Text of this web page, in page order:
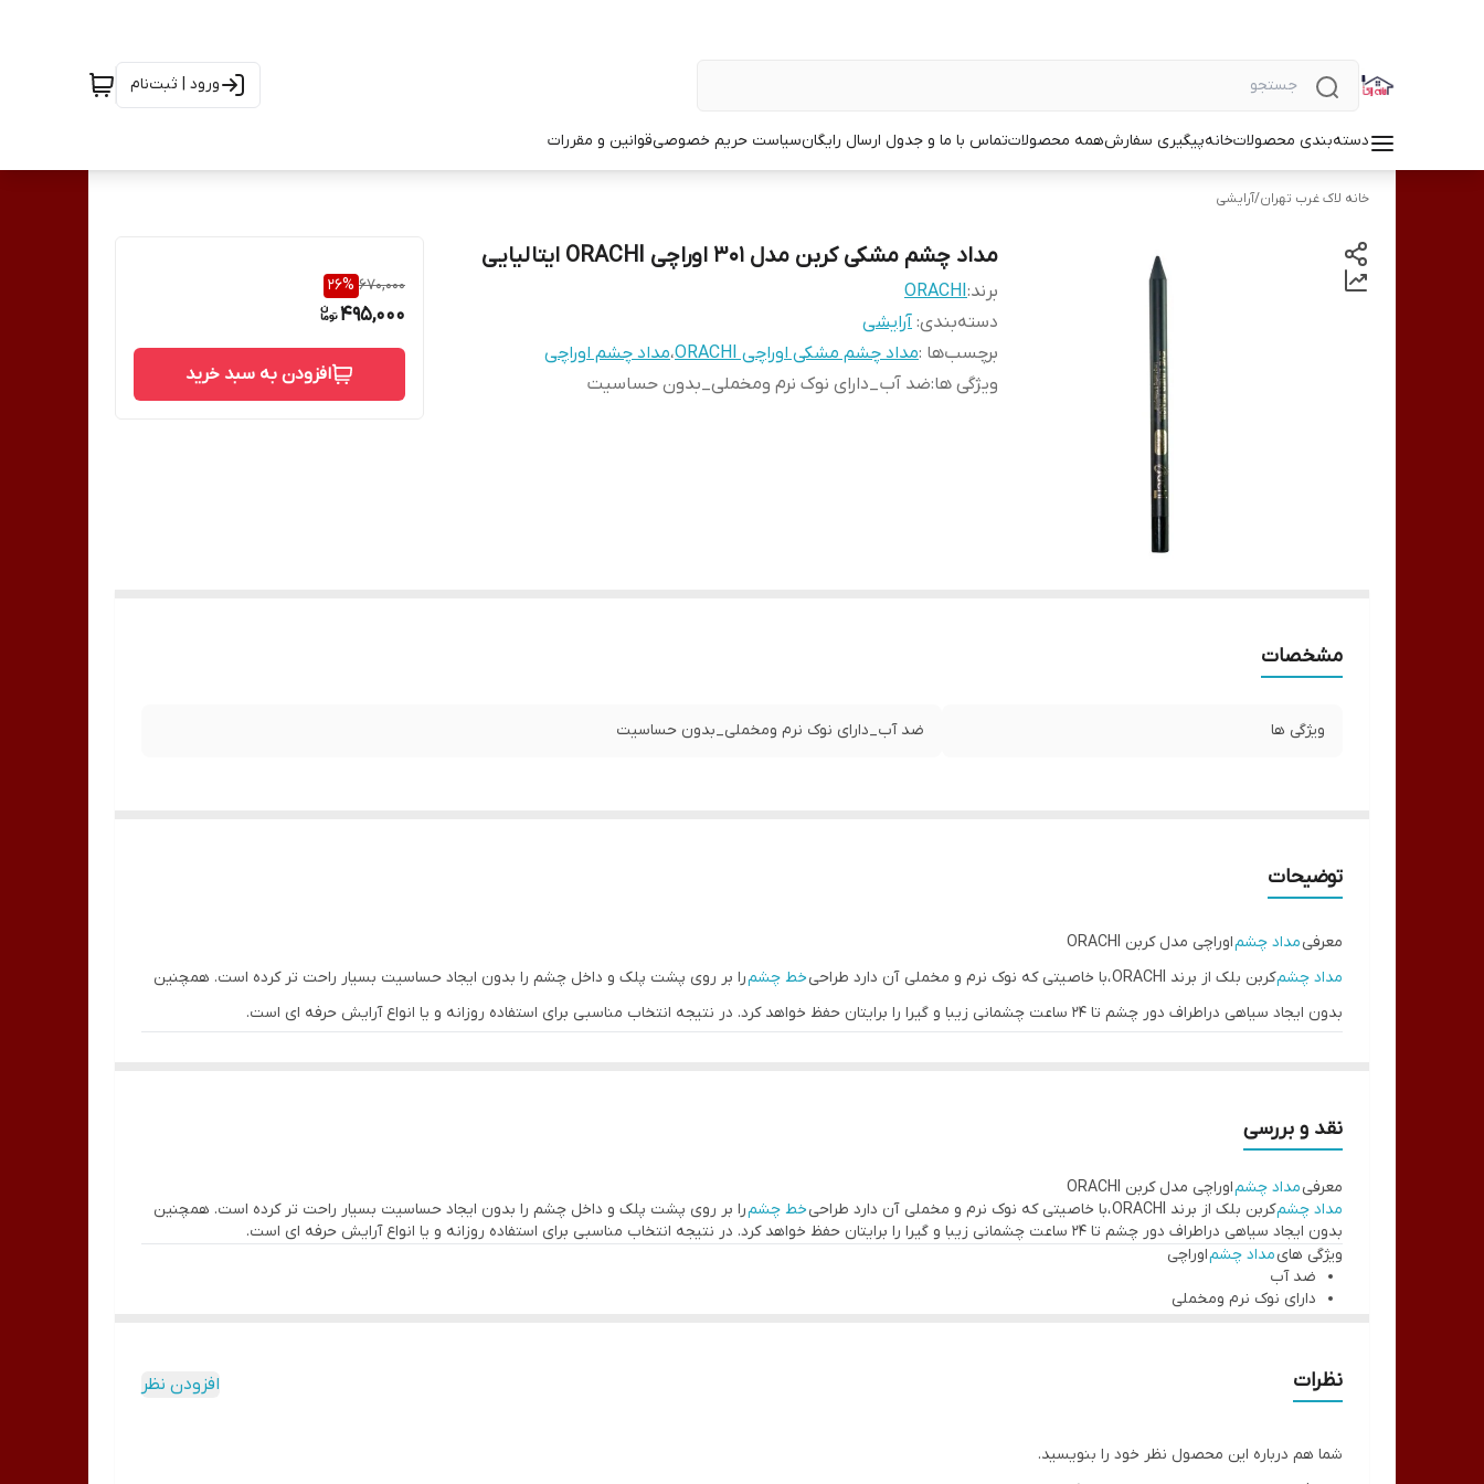
ورود | ثبت‌نام
دسته‌بندی محصولاتخانهپیگیری سفارشهمه محصولاتتماس با ما و جدول ارسال رایگانسیاست حریم خصوصیقوانین و مقررات
خانه لاک غرب تهران/آرایشی
مداد چشم مشکی کربن مدل 301 اوراچی ORACHI ایتالیایی
برند:ORACHI
دسته‌بندی: آرایشی
برچسب‌ها :مداد چشم مشکی اوراچی ORACHI ،مداد چشم اوراچی
ویژگی ها:ضد آب_دارای نوک نرم ومخملی_بدون حساسیت
670,000
26%
495,000
افزودن به سبد خرید
مشخصات
ویژگی ها ضد آب_دارای نوک نرم ومخملی_بدون حساسیت
توضیحات
معرفیمداد چشماوراچی مدل کربن ORACHI
مداد چشمکربن بلک از برند ORACHI ،با خاصیتی که نوک نرم و مخملی آن دارد طراحیخط چشمرا بر روی پشت پلک و داخل چشم را بدون ایجاد حساسیت بسیار راحت تر کرده است. همچنین
بدون ایجاد سیاهی دراطراف دور چشم تا 24 ساعت چشمانی زیبا و گیرا را برایتان حفظ خواهد کرد. در نتیجه انتخاب مناسبی برای استفاده روزانه و یا انواع آرایش حرفه ای است.
دارای نوک نرم ومخملی
بدون حساسیت
ماندگار تا 24 ساعت
بدون ایجاد سیاهی در اطراف چشم
سهولت در طراحیخط چشم
نقد و بررسی
معرفیمداد چشماوراچی مدل کربن ORACHI
مداد چشمکربن بلک از برند ORACHI ،با خاصیتی که نوک نرم و مخملی آن دارد طراحیخط چشمرا بر روی پشت پلک و داخل چشم را بدون ایجاد حساسیت بسیار راحت تر کرده است. همچنین
بدون ایجاد سیاهی دراطراف دور چشم تا 24 ساعت چشمانی زیبا و گیرا را برایتان حفظ خواهد کرد. در نتیجه انتخاب مناسبی برای استفاده روزانه و یا انواع آرایش حرفه ای است.
ویژگی هایمداد چشماوراچی
ضد آب
دارای نوک نرم ومخملی
سهولت در طراحینظرات افزودن نظر
شما هم درباره این محصول نظر خود را بنویسید.